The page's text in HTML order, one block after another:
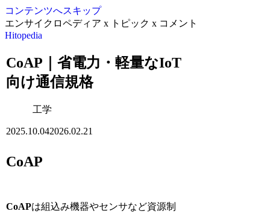
コンテンツへスキップ
エンサイクロペディア x トピック x コメント
Hitopedia
CoAP｜省電力・軽量なIoT
向け通信規格
工学
2025.10.042026.02.21
CoAP
CoAPは組込み機器やセンサなど資源制